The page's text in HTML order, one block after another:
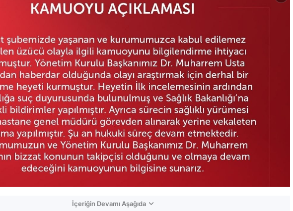
İçeriğin Devamı Aşağıda